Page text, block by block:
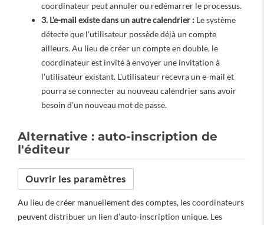
coordinateur peut annuler ou redémarrer le processus.
3. L'e-mail existe dans un autre calendrier : Le système
détecte que l'utilisateur possède déjà un compte
ailleurs. Au lieu de créer un compte en double, le
coordinateur est invité à envoyer une invitation à
l'utilisateur existant. L'utilisateur recevra un e-mail et
pourra se connecter au nouveau calendrier sans avoir
besoin d'un nouveau mot de passe.
Alternative : auto-inscription de
l'éditeur
Ouvrir les paramètres
Au lieu de créer manuellement des comptes, les coordinateurs
peuvent distribuer un lien d'auto-inscription unique. Les